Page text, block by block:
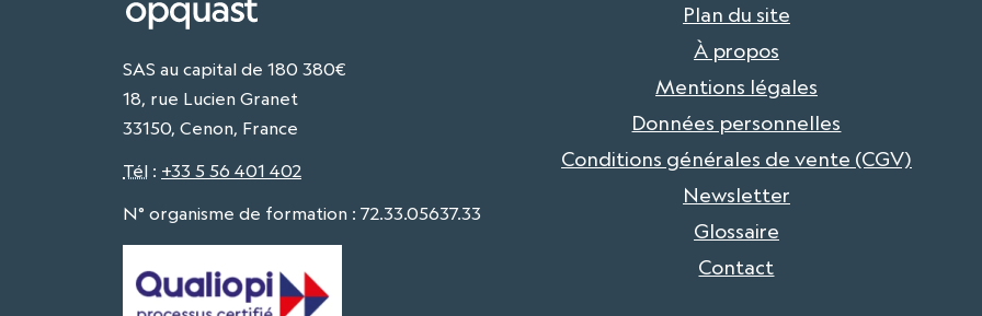
SAS au capital de 180 380€
18, rue Lucien Granet
33150, Cenon, France
Tél : +33 5 56 401 402
N° organisme de formation : 72.33.05637.33
Plan du site
À propos
Mentions légales
Données personnelles
Conditions générales de vente (CGV)
Newsletter
Glossaire
Contact